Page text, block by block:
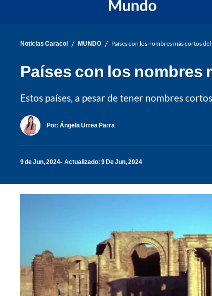
Noticias Caracol / MUNDO / Países con los nombres más cortos
Países con los nombres
Estos países, a pesar de tener nombres
Por: Ángela Urrea Parra
9 de Jun, 2024 Actualizado: 9 De Jun, 2024